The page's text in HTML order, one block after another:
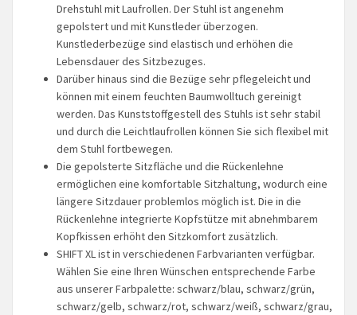
Drehstuhl mit Laufrollen. Der Stuhl ist angenehm
gepolstert und mit Kunstleder überzogen.
Kunstlederbezüge sind elastisch und erhöhen die
Lebensdauer des Sitzbezuges.
Darüber hinaus sind die Bezüge sehr pflegeleicht und
können mit einem feuchten Baumwolltuch gereinigt
werden. Das Kunststoffgestell des Stuhls ist sehr stabil
und durch die Leichtlaufrollen können Sie sich flexibel mit
dem Stuhl fortbewegen.
Die gepolsterte Sitzfläche und die Rückenlehne
ermöglichen eine komfortable Sitzhaltung, wodurch eine
längere Sitzdauer problemlos möglich ist. Die in die
Rückenlehne integrierte Kopfstütze mit abnehmbarem
Kopfkissen erhöht den Sitzkomfort zusätzlich.
SHIFT XL ist in verschiedenen Farbvarianten verfügbar.
Wählen Sie eine Ihren Wünschen entsprechende Farbe
aus unserer Farbpalette: schwarz/blau, schwarz/grün,
schwarz/gelb, schwarz/rot, schwarz/weiß, schwarz/grau,